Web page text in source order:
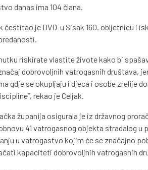
danas ima 104 člana.
čestitao je DVD-u Sisak 160. obljetnicu i
riskirate vlastite živote kako bi
dobrovoljnih vatrogasnih društava,
gdje se okupljaju i djeca i osobe zrelije
rekao je Celjak.
županija osigurala je iz državnog
41 vatrogasnog objekta stradalog
u vatrogastvo kojim će se značajno
kapaciteti dobrovoljnih vatrogasnih